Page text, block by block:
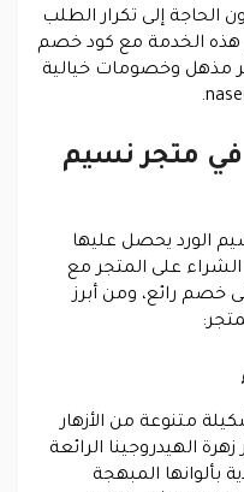
الحاجة إلى تكرار الطلب
هذه الخدمة مع كود خصم
مذهل وخصومات خيالية
في متجر نسيم
الورد يحصل عليها
الشراء على المتجر مع
خصم رائع، ومن أبرز
متنوعة من الأزهار
الهيدروجينا الرائعة
بألوانها المبهجة